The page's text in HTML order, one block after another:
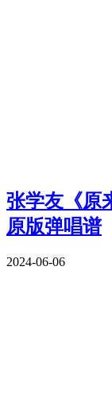
张学友《原
原版弹唱谱
2024-06-06